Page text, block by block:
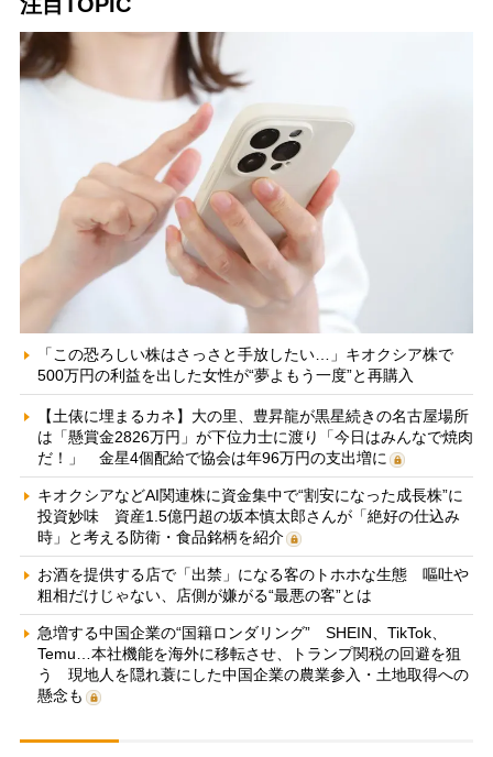
「この恐ろしい株はさっさと手放したい…」キオクシア株で
500万円の利益を出した女性が“夢よもう一度”と再購入
【土俵に埋まるカネ】大の里、豊昇龍が黒星続きの名古屋場所
は「懸賞金2826万円」が下位力士に渡り「今日はみんなで焼肉
だ！」 金星4個配給で協会は年96万円の支出増に
キオクシアなどAI関連株に資金集中で“割安になった成長株”に
投資妙味 資産1.5億円超の坂本慎太郎さんが「絶好の仕込み
時」と考える防衛・食品銘柄を紹介
お酒を提供する店で「出禁」になる客のトホホな生態 嘔吐や
粗相だけじゃない、店側が嫌がる“最悪の客”とは
急増する中国企業の“国籍ロンダリング” SHEIN、TikTok、
Temu…本社機能を海外に移転させ、トランプ関税の回避を狙
う 現地人を隠れ蓑にした中国企業の農業参入・土地取得への
懸念も